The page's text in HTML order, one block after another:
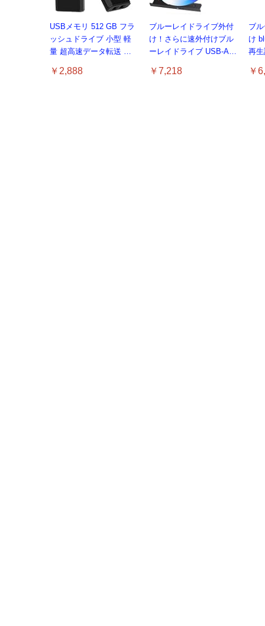
USBメモリ 512 GB フラ
ッシュドライブ 小型 軽
量 超高速データ転送 大
キャップ式 USBメモリー
￥2,888
ブルーレイドライブ外付
け！さらに速外付けブル
ーレイドライブ USB-A/C
読み込み・書き込み対応
￥7,218
ブ
け
再
応
￥